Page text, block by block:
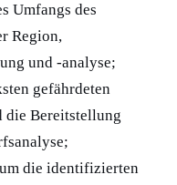
Umfangs des
Region,
und -analyse;
gefährdeten
die Bereitstellung
die identifizierten